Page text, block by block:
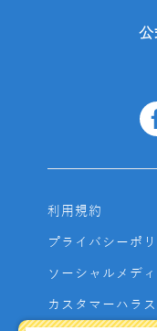
公
利用規約
プライバシーポ
ソーシャルメデ
カスタマーハラ